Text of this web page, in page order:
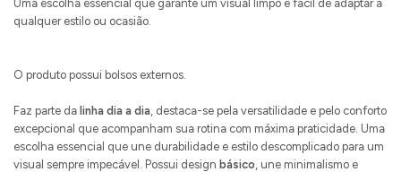
Uma escolha essencial que garante um visual limpo e fácil de adaptar a
qualquer estilo ou ocasião.
O produto possui bolsos externos.
Faz parte da linha dia a dia, destaca-se pela versatilidade e pelo conforto
excepcional que acompanham sua rotina com máxima praticidade. Uma
escolha essencial que une durabilidade e estilo descomplicado para um
visual sempre impecável. Possui design básico, une minimalismo e